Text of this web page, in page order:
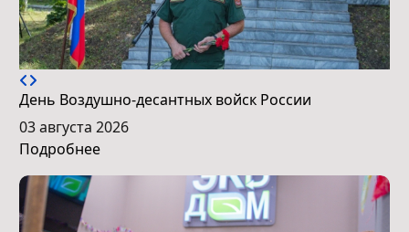
День Воздушно-десантных войск России
03 августа 2026
Подробнее